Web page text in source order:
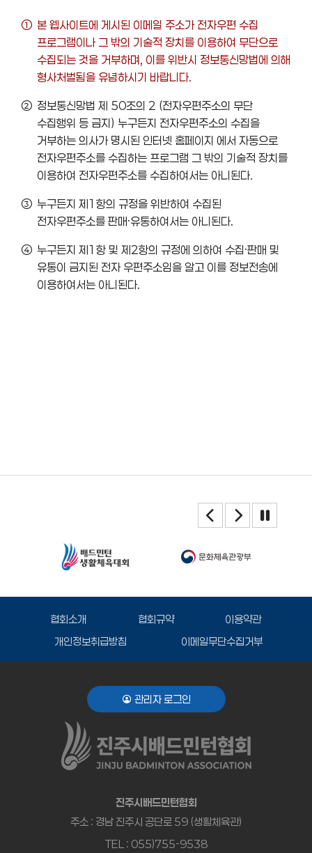
① 본 웹사이트에 게시된 이메일 주소가 전자우편 수집
프로그램이나 그 밖의 기술적 장치를 이용하여 무단으로
수집되는 것을 거부하며, 이를 위반시 정보통신망법에 의해
형사처벌됨을 유념하시기 바랍니다.
② 정보통신망법 제 50조의 2 (전자우편주소의 무단
수집행위 등 금지) 누구든지 전자우편주소의 수집을
거부하는 의사가 명시된 인터넷 홈페이지 에서 자동으로
전자우편주소를 수집하는 프로그램 그 밖의 기술적 장치를
이용하여 전자우편주소를 수집하여서는 아니된다.
③ 누구든지 제1항의 규정을 위반하여 수집된
전자우편주소를 판매·유통하여서는 아니된다.
④ 누구든지 제1항 및 제2항의 규정에 의하여 수집·판매 및
유통이 금지된 전자 우편주소임을 알고 이를 정보전송에
이용하여서는 아니된다.
협회소개 협회규약
이용약관
개인정보취급방침
이메일무단수집거부
관리자 로그인
진주시배드민턴협회
주소 : 경남 진주시 공단로 59 (생활체육관)
TEL : 055)755-9538